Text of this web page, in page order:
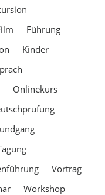
Führung
Kinder
Onlinekurs
Vortrag
Workshop